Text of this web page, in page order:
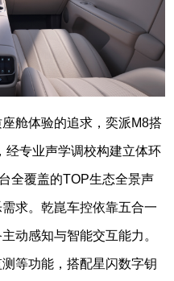
舱体验的追求，奕派M8搭
经专业声学调校构建立体环
全覆盖的TOP生态全景声
求。乾崑车控依靠五合一
动感知与智能交互能力。
等功能，搭配星闪数字钥